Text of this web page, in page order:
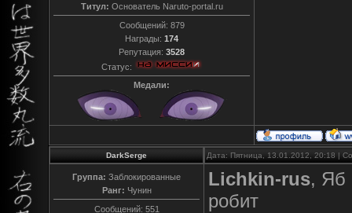
Титул: Основатель Naruto-portal.ru
Сообщений: 879
Награды: 174
Репутация: 3528
Статус:
Медали:
DarkSerge Дата: Пятница, 13.01.2012, 20:18 |
Группа: Заблокированные
Ранг: Чунин
Сообщений: 551
Lichkin-rus, Яб
робит